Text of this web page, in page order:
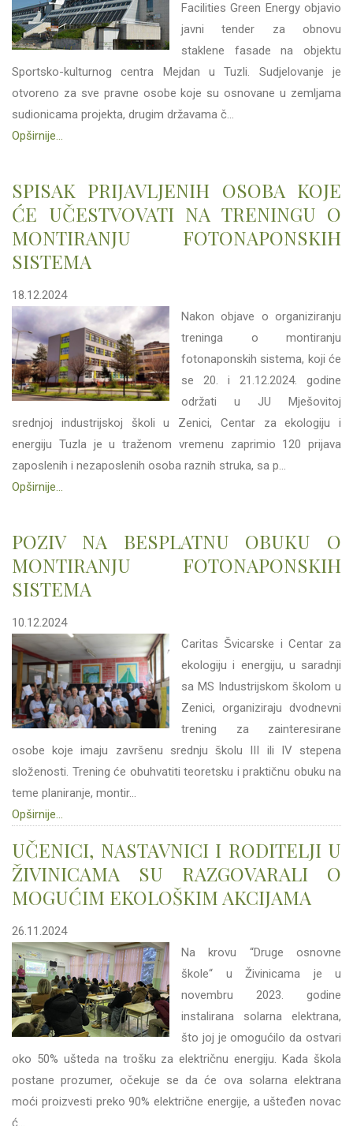
Facilities Green Energy objavio
javni tender za obnovu
staklene fasade na objektu
Sportsko-kulturnog centra Mejdan u Tuzli. Sudjelovanje je
otvoreno za sve pravne osobe koje su osnovane u zemljama
sudionicama projekta, drugim državama č...
Opširnije...
SPISAK PRIJAVLJENIH OSOBA KOJE
ĆE UČESTVOVATI NA TRENINGU O
MONTIRANJU FOTONAPONSKIH
SISTEMA
18.12.2024
Nakon objave o organiziranju
treninga o montiranju
fotonaponskih sistema, koji će
se 20. i 21.12.2024. godine
održati u JU Mješovitoj
srednjoj industrijskoj školi u Zenici, Centar za ekologiju i
energiju Tuzla je u traženom vremenu zaprimio 120 prijava
zaposlenih i nezaposlenih osoba raznih struka, sa p...
Opširnije...
POZIV NA BESPLATNU OBUKU O
MONTIRANJU FOTONAPONSKIH
SISTEMA
10.12.2024
Caritas Švicarske i Centar za
ekologiju i energiju, u saradnji
sa MS Industrijskom školom u
Zenici, organiziraju dvodnevni
trening za zainteresirane
osobe koje imaju završenu srednju školu III ili IV stepena
složenosti. Trening će obuhvatiti teoretsku i praktičnu obuku na
teme planiranje, montir...
Opširnije...
UČENICI, NASTAVNICI I RODITELJI U
ŽIVINICAMA SU RAZGOVARALI O
MOGUĆIM EKOLOŠKIM AKCIJAMA
26.11.2024
Na krovu “Druge osnovne
škole“ u Živinicama je u
novembru 2023. godine
instalirana solarna elektrana,
što joj je omogućilo da ostvari
oko 50% ušteda na trošku za električnu energiju. Kada škola
postane prozumer, očekuje se da će ova solarna elektrana
moći proizvesti preko 90% električne energije, a ušteđen novac
ć...